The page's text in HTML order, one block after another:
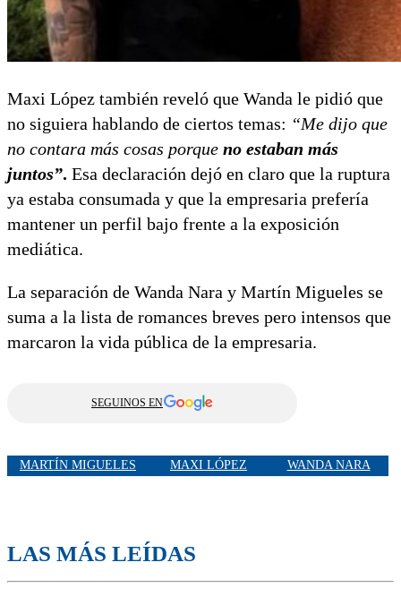
Maxi López también reveló que Wanda le pidió que
no siguiera hablando de ciertos temas: “Me dijo que
no contara más cosas porque no estaban más
juntos”. Esa declaración dejó en claro que la ruptura
ya estaba consumada y que la empresaria prefería
mantener un perfil bajo frente a la exposición
mediática.
La separación de Wanda Nara y Martín Migueles se
suma a la lista de romances breves pero intensos que
marcaron la vida pública de la empresaria.
SEGUINOS EN
MARTÍN MIGUELES MAXI LÓPEZ WANDA NARA
LAS MÁS LEÍDAS